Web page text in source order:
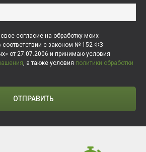
согласие на обработку моих
с законом № 152-ФЗ
от 27.07.2006 и принимаю условия
, а также условия политики обработки
ОТПРАВИТЬ